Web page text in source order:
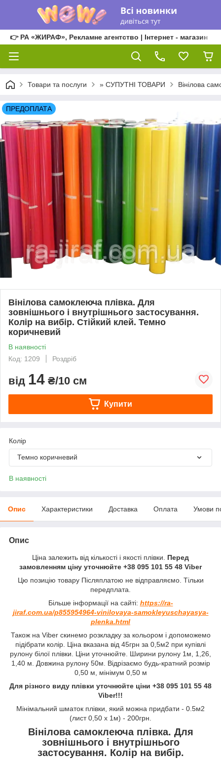
👉 РА «ЖИРАФ», Рекламне агентство | Інтернет - магазин
Товари та послуги » СУПУТНІ ТОВАРИ Вінілова
ПРЕДОПЛАТА
Вінілова самоклеюча плівка. Для
зовнішнього і внутрішнього застосування.
Колір на вибір. Стійкий клей. Темно
коричневий
В наявності
Код: 1209
Роздріб
від 14 ₴/10 см
Купити
Колір
Темно коричневий
В наявності
Опис Характеристики Доставка Оплата Умови
Опис
Ціна залежить від кількості і якості плівки. Перед
замовленням ціну уточнюйте +38 095 101 55 48 Viber
Цю позицію товару Післяплатою не відправляємо. Тільки
передплата.
Більше інформації на сайті: https://ra-
jiraf.com.ua/p855954964-vinilovaya-samokleyuschayasya-
plenka.html
Також на Viber скинемо розкладку за кольором і допоможемо
підібрати колір. Ціна вказана від 45грн за 0,5м2 при купівлі
рулону білої плівки. Ціни уточнюйте. Ширини рулону 1м, 1,26,
1,40 м. Довжина рулону 50м. Відрізаємо будь-кратний розмір
0,50 м, мінімум 0,50 м
Для різного виду плівки уточнюйте ціни +38 095 101 55 48
Viber!!!
Мінімальний шматок плівки, який можна придбати - 0.5м2
(лист 0,50 х 1м) - 200грн.
Вінілова самоклеюча плівка. Для
зовнішнього і внутрішнього
застосування. Колір на вибір.